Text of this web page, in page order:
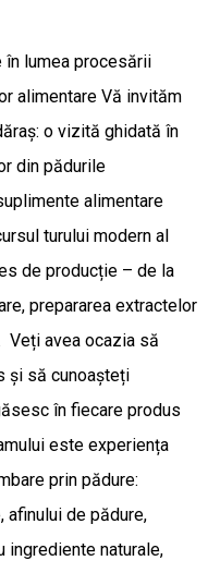
în lumea procesării
alimentare Vă invităm
o vizită ghidată în
din pădurile
alimentare
turului modern al
de producție – de la
prepararea extractelor
Veți avea ocazia să
și să cunoașteți
în fiecare produs
este experiența
prin pădure:
afinului de pădure,
ingrediente naturale,